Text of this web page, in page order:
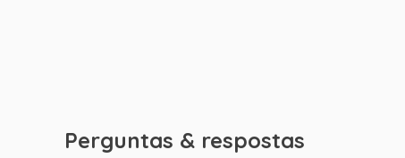
Perguntas & respostas